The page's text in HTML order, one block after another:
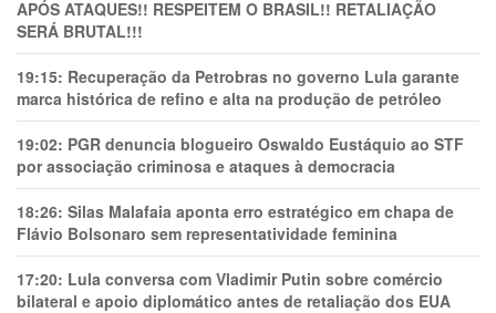
APÓS ATAQUES!! RESPEITEM O BRASIL!! RETALIAÇÃO
SERÁ BRUTAL!!!
19:15: Recuperação da Petrobras no governo Lula garante
marca histórica de refino e alta na produção de petróleo
19:02: PGR denuncia blogueiro Oswaldo Eustáquio ao STF
por associação criminosa e ataques à democracia
18:26: Silas Malafaia aponta erro estratégico em chapa de
Flávio Bolsonaro sem representatividade feminina
17:20: Lula conversa com Vladimir Putin sobre comércio
bilateral e apoio diplomático antes de retaliação dos EUA